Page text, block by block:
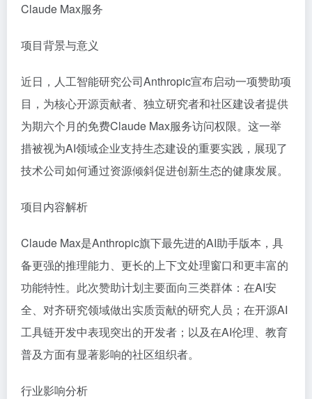
Claude Max服务
项目背景与意义
近日，人工智能研究公司Anthropic宣布启动一项赞助项
目，为核心开源贡献者、独立研究者和社区建设者提供
为期六个月的免费Claude Max服务访问权限。这一举
措被视为AI领域企业支持生态建设的重要实践，展现了
技术公司如何通过资源倾斜促进创新生态的健康发展。
项目内容解析
Claude Max是Anthropic旗下最先进的AI助手版本，具
备更强的推理能力、更长的上下文处理窗口和更丰富的
功能特性。此次赞助计划主要面向三类群体：在AI安
全、对齐研究领域做出实质贡献的研究人员；在开源AI
工具链开发中表现突出的开发者；以及在AI伦理、教育
普及方面有显著影响的社区组织者。
行业影响分析